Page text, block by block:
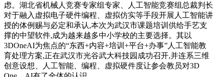
虑。湖北省机械人竞赛专家组专家、人工智能竞赛组总裁判长
对于融入虚拟电子硬件编程、虚拟仿实等手段开展人工智能讲
授的体例赐与必定和承认,本次为武汉市课题培训供给手艺支
撑的中望软件,成为越来越多中小学校的主要选择。其以
3DOneAI为焦点的“东西+内容+培训+平台+办事”人工智能教
育处理方案,正在武汉市光谷武大科技园成功召开,并连系三维
创意设想、人工智能、编程、虚拟硬件度让参会教员对3D